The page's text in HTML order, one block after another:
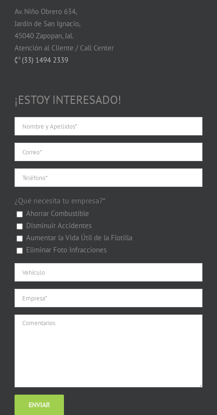
Av. Niño Obrero 634,
Jardín de San Ignacio,
45040 Zapopan, Jal.
Atención al Cliente / Call Center
(33) 1494 2339
¡ESTOY INTERESADO!
¿Qué necesita tu empresa?*
Ahorrar Combustible
Disminuir Accidentes
Aumentar la Vida Útil de la Flotilla
Eliminar Foto Infracciones